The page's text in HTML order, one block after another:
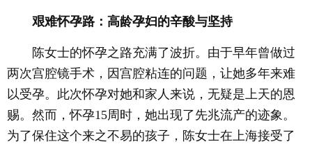
艰难怀孕路：高龄孕妇的辛酸与坚持
陈女士的怀孕之路充满了波折。由于早年曾做过
两次宫腔镜手术，因宫腔粘连的问题，让她多年来难
以受孕。此次怀孕对她和家人来说，无疑是上天的恩
赐。然而，怀孕15周时，她出现了先兆流产的迹象。
为了保住这个来之不易的孩子，陈女士在上海接受了